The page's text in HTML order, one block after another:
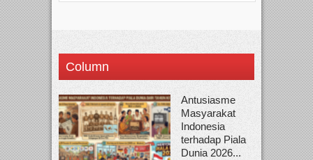
Column
Antusiasme
Masyarakat
Indonesia
terhadap Piala
Dunia 2026...